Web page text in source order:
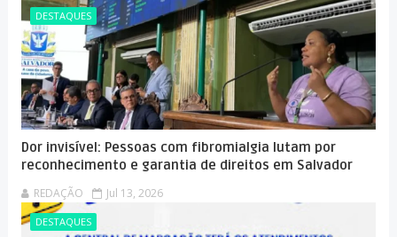
DESTAQUES
Dor invisível: Pessoas com fibromialgia lutam por
reconhecimento e garantia de direitos em Salvador
REDAÇÃO Jul 13, 2026
DESTAQUES